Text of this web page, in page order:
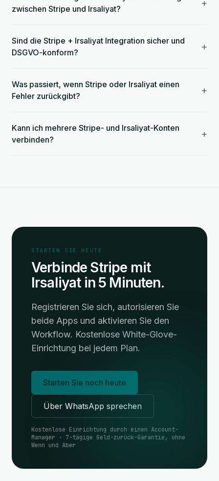
zwischen Stripe und Irsaliyat?
+
Sind die Stripe + Irsaliyat Integration sicher und
DSGVO-konform?
+
Was passiert, wenn Stripe oder Irsaliyat einen
Fehler zurückgibt?
+
Kann ich mehrere Stripe- und Irsaliyat-Konten
verbinden?
+
STARTEN SIE HEUTE
Verbinde Stripe mit
Irsaliyat in 5 Minuten.
Registrieren Sie sich, autorisieren Sie
beide Apps und aktivieren Sie den
Workflow. Kostenlose White-Glove-
Einrichtung bei jedem Plan.
Starten Sie noch heute
Über WhatsApp sprechen
Kostenlose Einrichtung durch einen Account-
Manager · 7-tägige Geld-zurück-Garantie, ohne
Wenn und Aber